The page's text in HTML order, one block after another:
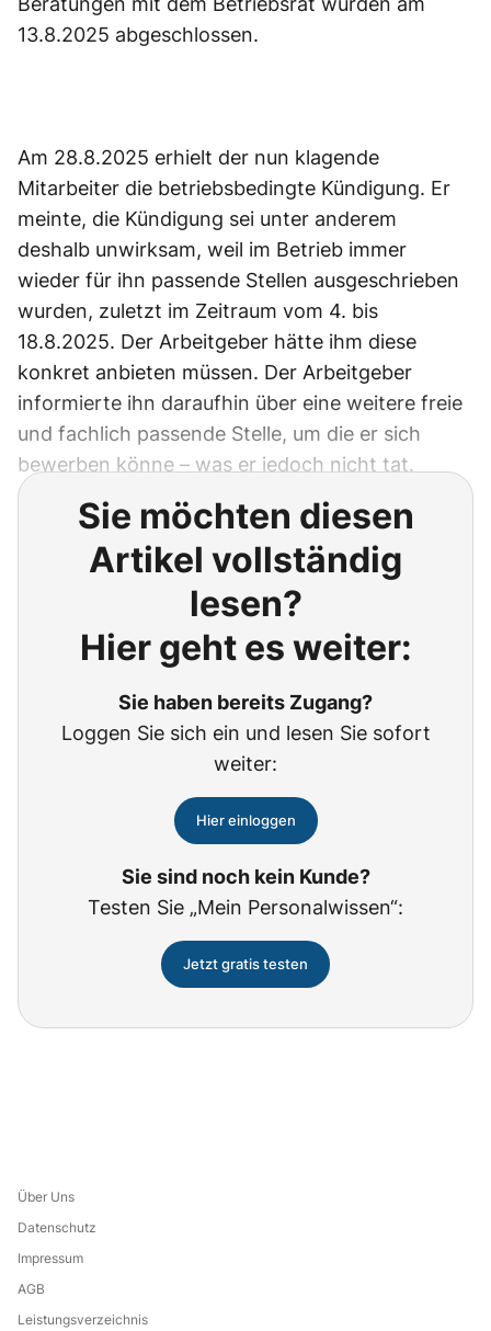
13.8.2025 abgeschlossen.
Am 28.8.2025 erhielt der nun klagende
Mitarbeiter die betriebsbedingte Kündigung. Er
meinte, die Kündigung sei unter anderem
deshalb unwirksam, weil im Betrieb immer
wieder für ihn passende Stellen ausgeschrieben
wurden, zuletzt im Zeitraum vom 4. bis
18.8.2025. Der Arbeitgeber hätte ihm diese
konkret anbieten müssen. Der Arbeitgeber
informierte ihn daraufhin über eine weitere freie
und fachlich passende Stelle, um die er sich
bewerben könne – was er jedoch nicht tat.
Sie möchten diesen
Artikel vollständig
lesen?
Hier geht es weiter:
Sie haben bereits Zugang?
Loggen Sie sich ein und lesen Sie sofort
weiter:
Hier einloggen
Sie sind noch kein Kunde?
Testen Sie „Mein Personalwissen“:
Jetzt gratis testen
Über Uns
Datenschutz
Impressum
AGB
Leistungsverzeichnis